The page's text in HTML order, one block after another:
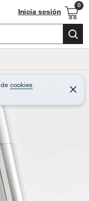
Inicia sesión
de cookies
C
e
r